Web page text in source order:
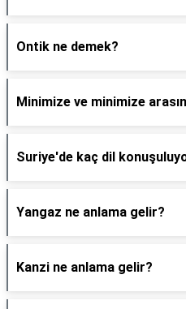
Ontik ne demek?
Minimize ve minimize
Suriye'de kaç dil
Yangaz ne anlama gelir?
Kanzi ne anlama gelir?